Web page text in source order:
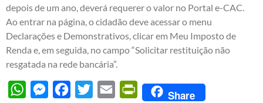
depois de um ano, deverá requerer o valor no Portal e-CAC.
Ao entrar na página, o cidadão deve acessar o menu
Declarações e Demonstrativos, clicar em Meu Imposto de
Renda e, em seguida, no campo “Solicitar restituição não
resgatada na rede bancária”.
WhatsAppMessengerFacebook
Twitter Email PrintFriendly
Share